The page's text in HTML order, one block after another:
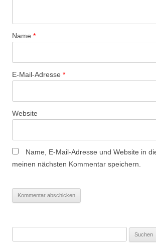
Name *
E-Mail-Adresse *
Website
Name, E-Mail-Adresse und Website in
meinen nächsten Kommentar speichern.